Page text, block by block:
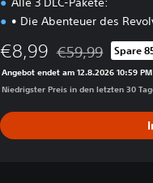
• Die Abenteuer des
€8,99 Preisnachlass
€59,99 Spare
Angebot endet am 12.8.2026 10:59 PM
Niedrigster Preis in den letzten 30